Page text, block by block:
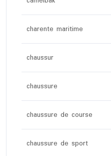
charente maritime
chaussur
chaussure
chaussure de course
chaussure de sport